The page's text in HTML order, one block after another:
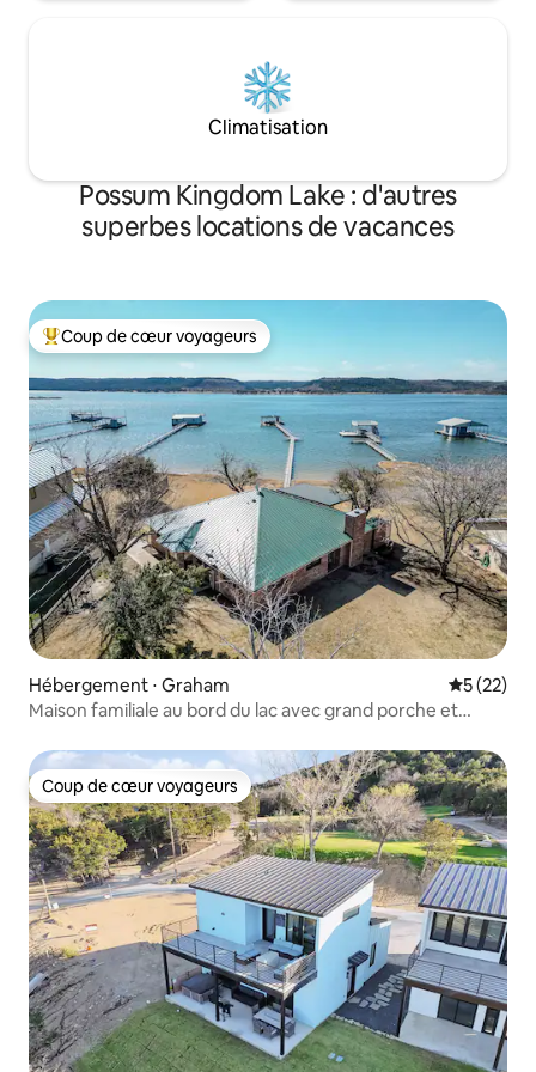
Climatisation
Possum Kingdom Lake : d'autres
superbes locations de vacances
Coups de cœur voyageurs les plus appréciés
Coup de cœur voyageurs
Hébergement ⋅ Graham
5 (22)
Maison familiale au bord du lac avec grand porche et
Coup de cœur voyageurs
Coup de cœur voyageurs